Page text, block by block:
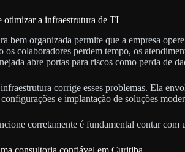
otimizar a infraestrutura de TI
bem organizada permite que a empresa
os colaboradores perdem tempo, os
abre portas para riscos como perda de
corrige esses problemas. Ela
e implantação de soluções
corretamente é fundamental contar com
consultoria confiável em Curitiba